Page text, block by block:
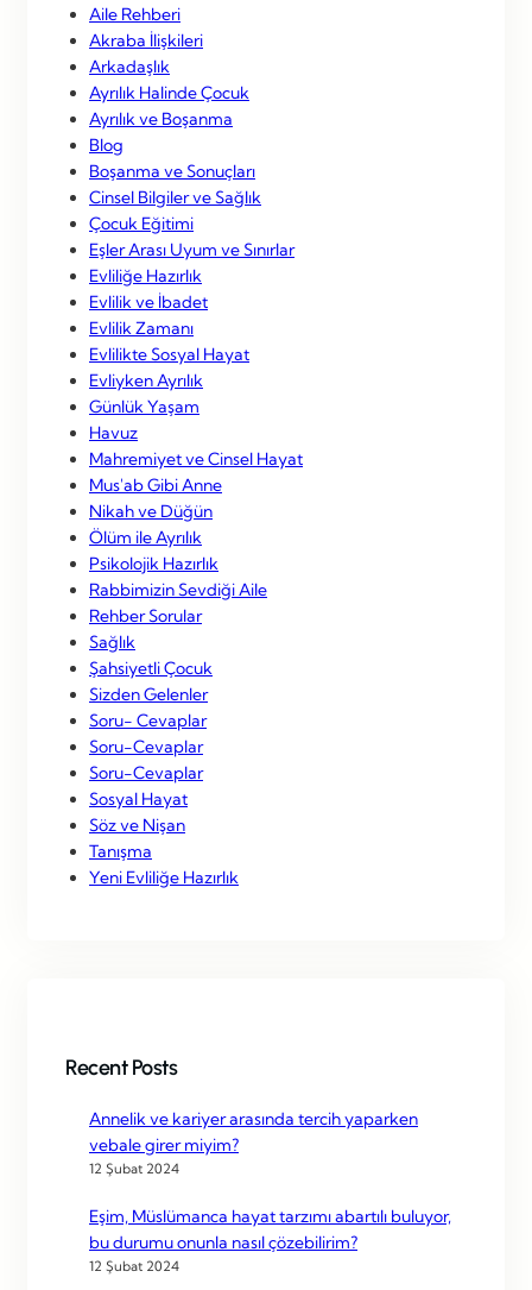
Aile Rehberi
Akraba İlişkileri
Arkadaşlık
Ayrılık Halinde Çocuk
Ayrılık ve Boşanma
Blog
Boşanma ve Sonuçları
Cinsel Bilgiler ve Sağlık
Çocuk Eğitimi
Eşler Arası Uyum ve Sınırlar
Evliliğe Hazırlık
Evlilik ve İbadet
Evlilik Zamanı
Evlilikte Sosyal Hayat
Evliyken Ayrılık
Günlük Yaşam
Havuz
Mahremiyet ve Cinsel Hayat
Mus'ab Gibi Anne
Nikah ve Düğün
Ölüm ile Ayrılık
Psikolojik Hazırlık
Rabbimizin Sevdiği Aile
Rehber Sorular
Sağlık
Şahsiyetli Çocuk
Sizden Gelenler
Soru- Cevaplar
Soru-Cevaplar
Soru-Cevaplar
Sosyal Hayat
Söz ve Nişan
Tanışma
Yeni Evliliğe Hazırlık
Recent Posts
Annelik ve kariyer arasında tercih yaparken
vebale girer miyim?
12 Şubat 2024
Eşim, Müslümanca hayat tarzımı abartılı buluyor,
bu durumu onunla nasıl çözebilirim?
12 Şubat 2024